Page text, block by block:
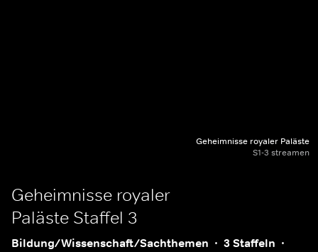
Geheimnisse royaler Paläste
S1-3 streamen
Geheimnisse royaler
Paläste Staffel 3
Bildung/Wissenschaft/Sachthemen
3 Staffeln